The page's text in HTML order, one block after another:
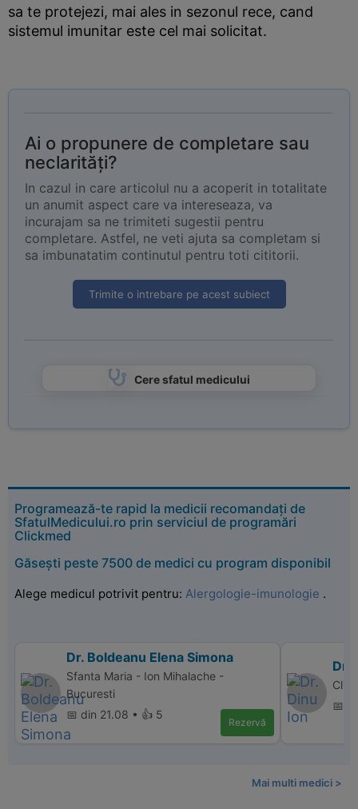
sa te protejezi, mai ales in sezonul rece, cand
sistemul imunitar este cel mai solicitat.
Ai o propunere de completare sau
neclarități?
In cazul in care articolul nu a acoperit in totalitate
un anumit aspect care va intereseaza, va
incurajam sa ne trimiteti sugestii pentru
completare. Astfel, ne veti ajuta sa completam si
sa imbunatatim continutul pentru toti cititorii.
Trimite o intrebare pe acest subiect
Cere sfatul medicului
Programează-te rapid la medicii recomandați de
SfatulMedicului.ro prin serviciul de programări
Clickmed
Găsești peste 7500 de medici cu program disponibil
Alege medicul potrivit pentru: Alergologie-imunologie .
Dr. Boldeanu Elena Simona
Sfanta Maria - Ion Mihalache -
Bucuresti
📅 din 21.08 • 👍 5
Rezervă
Dr.
📅
Mai multi medici >